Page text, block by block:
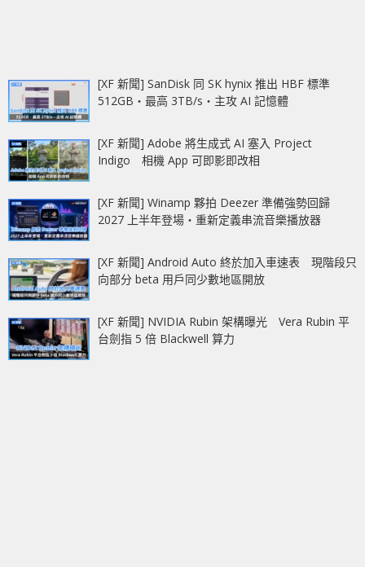
[XF 新聞] SanDisk 同 SK hynix 推出 HBF 標準
512GB‧最高 3TB/s‧主攻 AI 記憶體
[XF 新聞] Adobe 將生成式 AI 塞入 Project
Indigo 相機 App 可即影即改相
[XF 新聞] Winamp 夥拍 Deezer 準備強勢回歸
2027 上半年登場‧重新定義串流音樂播放器
[XF 新聞] Android Auto 終於加入車速表 現階段只
向部分 beta 用戶同少數地區開放
[XF 新聞] NVIDIA Rubin 架構曝光 Vera Rubin 平
台劍指 5 倍 Blackwell 算力